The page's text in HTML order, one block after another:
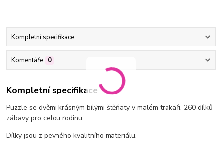
Kompletní specifikace
Komentáře 0
Kompletní specifikace
Puzzle se dvěmi krásným bílými štěňaty v malém trakaři. 260 dílků
zábavy pro celou rodinu.
Dílky jsou z pevného kvalitního materiálu.